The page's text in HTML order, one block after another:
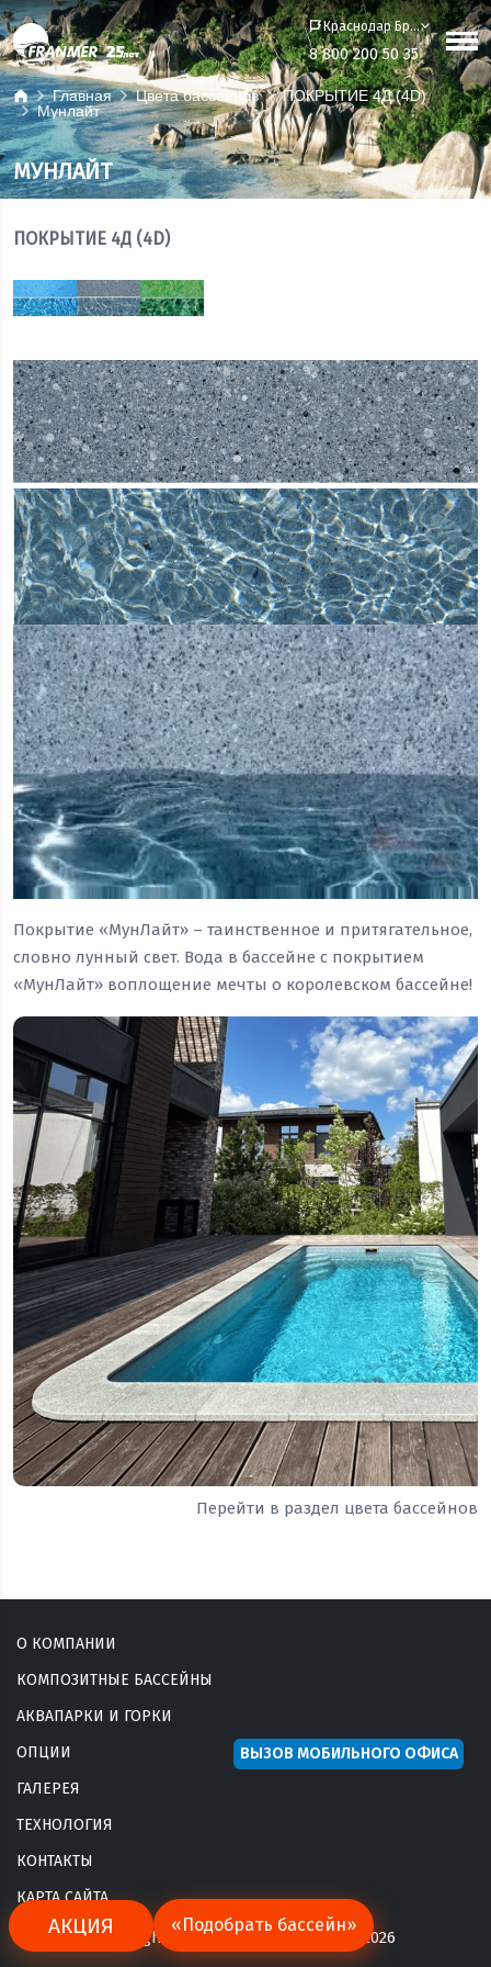
Краснодар Бренд-офис
8 800 200 50 35
Главная Цвета бассейнов
ПОКРЫТИЕ 4Д (4D)
Мунлайт
МУНЛАЙТ
ПОКРЫТИЕ 4Д (4D)
Покрытие «МунЛайт» – таинственное и притягательное,
словно лунный свет. Вода в бассейне с покрытием
«МунЛайт» воплощение мечты о королевском бассейне!
Перейти в раздел цвета бассейнов
О КОМПАНИИ
КОМПОЗИТНЫЕ БАССЕЙНЫ
АКВАПАРКИ И ГОРКИ
ОПЦИИ
ГАЛЕРЕЯ
ТЕХНОЛОГИЯ
КОНТАКТЫ
КАРТА САЙТА
Copyright © franmer-krasnodar.ru 2026
ВЫЗОВ МОБИЛЬНОГО ОФИСА
АКЦИЯ «Подобрать бассейн»